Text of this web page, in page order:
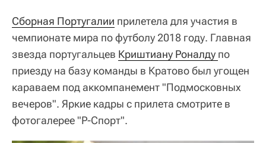
Сборная Португалии прилетела для участия в
чемпионате мира по футболу 2018 году. Главная
звезда португальцев Криштиану Роналду по
приезду на базу команды в Кратово был угощен
караваем под аккомпанемент "Подмосковных
вечеров". Яркие кадры с прилета смотрите в
фотогалерее "Р-Спорт".